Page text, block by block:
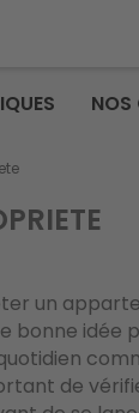
NOS
un
bonne idée
de